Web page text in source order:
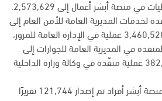
منصة أبشر أعمال إلى 2,573,629.
لخدمات المديرية العامة للأمن العام إلى
3,582,702 عملية، منها 3,460,528 عملية في الإدارة العامة للمرور،
في المديرية العامة للجوازات إلى
2,094,195 عملية، و382,828 عملية منفّذة في وكالة وزارة الداخلية
وعبر الخدمات العامة في منصة أبشر أفراد تم إصدار 121,744 تقريرًا